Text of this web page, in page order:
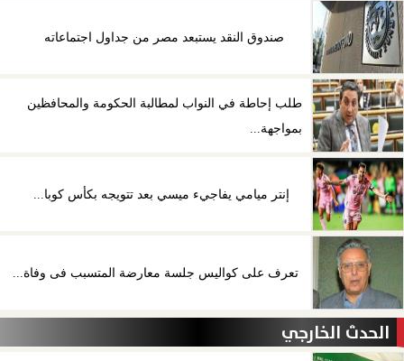
صندوق النقد يستبعد مصر من جداول اجتماعاته
طلب إحاطة في النواب لمطالبة الحكومة والمحافظين
بمواجهة...
إنتر ميامي يفاجيء ميسي بعد تتويجه بكأس كوبا...
تعرف على كواليس جلسة معارضة المتسبب فى وفاة...
الحدث الخارجي